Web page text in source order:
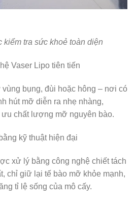
kiểm tra sức khoẻ toàn diện
Vaser Lipo tiên tiến
bụng, đùi hoặc hông – nơi có
hút mỡ diễn ra nhẹ nhàng,
ưu chất lượng mỡ nguyên bào.
kỹ thuật hiện đại
xử lý bằng công nghệ chiết tách
chỉ giữ lại tế bào mỡ khỏe mạnh,
tỉ lệ sống của mô cấy.